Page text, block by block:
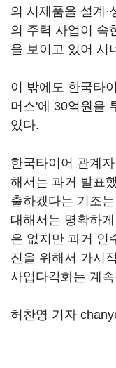
의 시제품을 설계·
의 주력 사업이 속
을 보이고 있어 시
이 밖에도 한국타
머스'에 30억원을
있다.
한국타이어 관계
해서는 과거 발표
출하겠다는 기조
대해서는 명확하
은 없지만 과거 인
진을 위해서 가시
사업다각화는 계
허찬영 기자